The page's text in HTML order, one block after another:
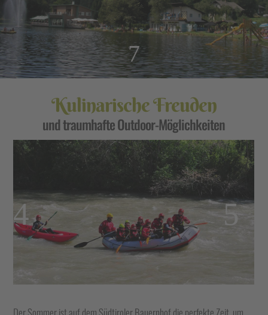
7
Kulinarische Freuden
und traumhafte Outdoor-Möglichkeiten